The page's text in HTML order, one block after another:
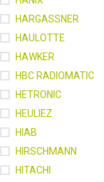
HARGASSNER
HAULOTTE
HAWKER
HBC RADIOMATIC
HETRONIC
HEULIEZ
HIAB
HIRSCHMANN
HITACHI